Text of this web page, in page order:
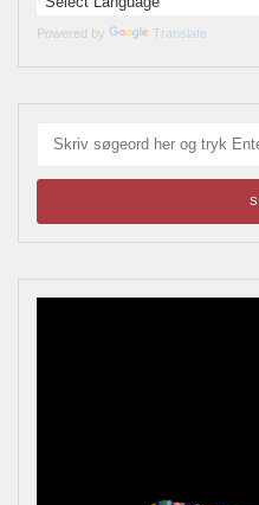
Powered by Translate